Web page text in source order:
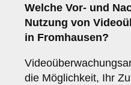
Welche Vor- und
Nutzung von
in Fromhausen?
die Möglichkeit, Ihr